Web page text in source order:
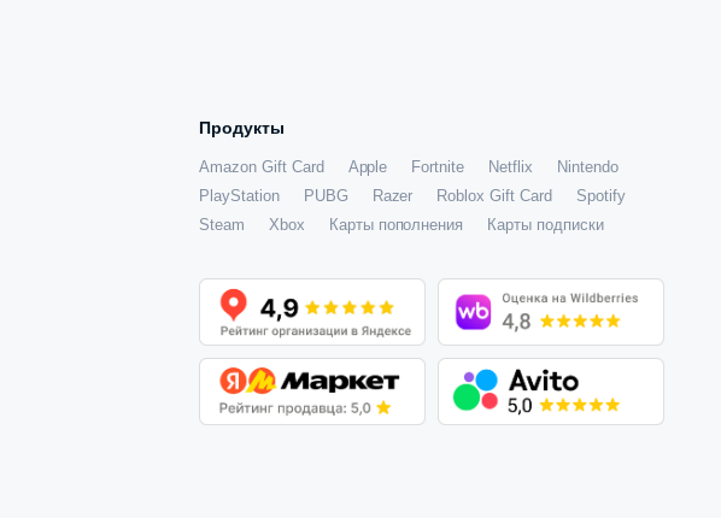
Продукты
Amazon Gift Card Apple Fortnite Netflix
Nintendo
PlayStation
PUBG Razer Roblox Gift Card
Spotify
Steam
Xbox Карты пополнения Карты подписки